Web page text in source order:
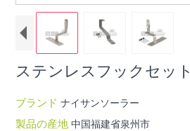
ステンレスフックセット
ブランドナイサンソーラー
製品の産地中国福建省泉州市